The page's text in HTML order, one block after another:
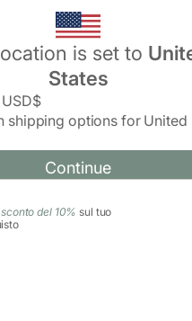
is set to
States
USD$
shipping options for United
Continue
country/region and language
country/region
Continue
TONGA (TOP T$)
TRINIDAD E TOBAGO
TUNISIA (USD $)
TURCHIA (TRY ₺)
TURKMENISTAN (USD $)
UNGHERIA (EUR €)
UZBEKISTAN (UZS SO'M)
VANUATU (VUV VT)
VIETNAM (VND ₫)
WALLIS E FUTUNA
sconto del 10% sul tuo